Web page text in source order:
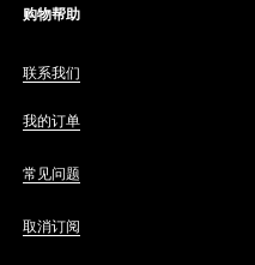
购物帮助
联系我们
我的订单
常见问题
取消订阅